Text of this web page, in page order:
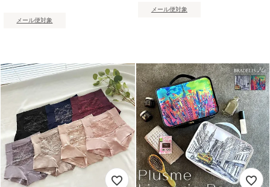
メール便対象
メール便対象